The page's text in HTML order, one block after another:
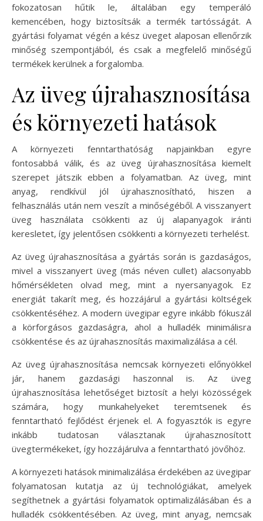
fokozatosan hűtik le, általában egy temperáló
kemencében, hogy biztosítsák a termék tartósságát. A
gyártási folyamat végén a kész üveget alaposan ellenőrzik
minőség szempontjából, és csak a megfelelő minőségű
termékek kerülnek a forgalomba.
Az üveg újrahasznosítása
és környezeti hatások
A környezeti fenntarthatóság napjainkban egyre
fontosabbá válik, és az üveg újrahasznosítása kiemelt
szerepet játszik ebben a folyamatban. Az üveg, mint
anyag, rendkívül jól újrahasznosítható, hiszen a
felhasználás után nem veszít a minőségéből. A visszanyert
üveg használata csökkenti az új alapanyagok iránti
keresletet, így jelentősen csökkenti a környezeti terhelést.
Az üveg újrahasznosítása a gyártás során is gazdaságos,
mivel a visszanyert üveg (más néven cullet) alacsonyabb
hőmérsékleten olvad meg, mint a nyersanyagok. Ez
energiát takarít meg, és hozzájárul a gyártási költségek
csökkentéséhez. A modern üvegipar egyre inkább fókuszál
a körforgásos gazdaságra, ahol a hulladék minimálisra
csökkentése és az újrahasznosítás maximalizálása a cél.
Az üveg újrahasznosítása nemcsak környezeti előnyökkel
jár, hanem gazdasági haszonnal is. Az üveg
újrahasznosítása lehetőséget biztosít a helyi közösségek
számára, hogy munkahelyeket teremtsenek és
fenntartható fejlődést érjenek el. A fogyasztók is egyre
inkább tudatosan választanak újrahasznosított
üvegtermékeket, így hozzájárulva a fenntartható jövőhöz.
A környezeti hatások minimalizálása érdekében az üvegipar
folyamatosan kutatja az új technológiákat, amelyek
segíthetnek a gyártási folyamatok optimalizálásában és a
hulladék csökkentésében. Az üveg, mint anyag, nemcsak